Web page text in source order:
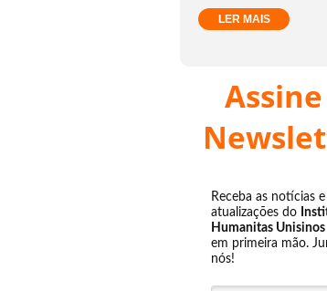
LER MAIS
Receba as notícias e
atualizações do
Humanitas
em primeira mão.
nós!